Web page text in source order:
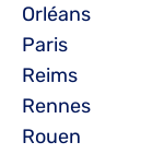
Orléans
Paris
Reims
Rennes
Rouen